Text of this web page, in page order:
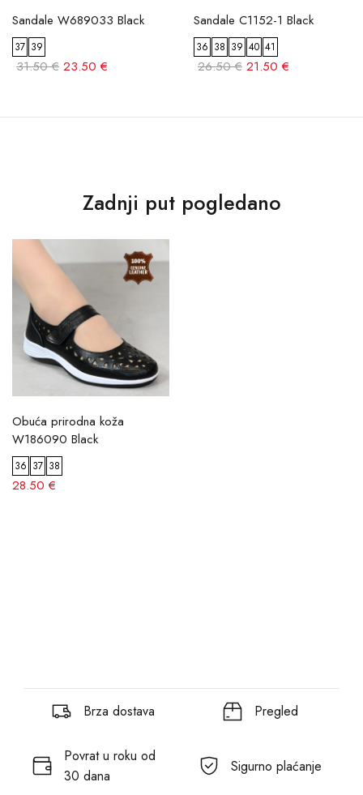
Sandale W689033 Black
37 39
31.50 € 23.50 €
Sandale C1152-1 Black
36 38 39 40 41
26.50 € 21.50 €
Zadnji put pogledano
Obuća prirodna koža
W186090 Black
36 37 38
28.50 €
Brza dostava Pregled
Povrat u roku od
30 dana
Sigurno plaćanje